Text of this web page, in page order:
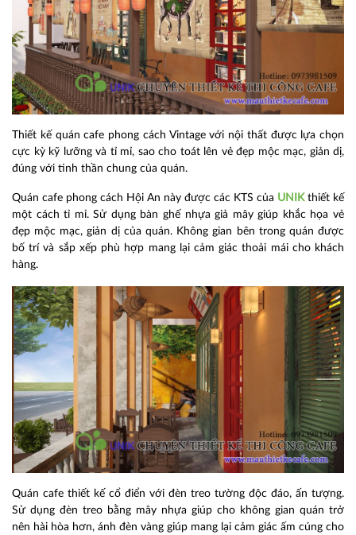
Thiết kế quán cafe phong cách Vintage với nội thất được lựa chọn
cực kỳ kỹ lưỡng và tỉ mỉ, sao cho toát lên vẻ đẹp mộc mạc, giản dị,
đúng với tinh thần chung của quán.
Quán cafe phong cách Hội An này được các KTS của UNIKthiết kế
một cách tỉ mỉ. Sử dụng bàn ghế nhựa giả mây giúp khắc họa vẻ
đẹp mộc mạc, giản dị của quán. Không gian bên trong quán được
bố trí và sắp xếp phù hợp mang lại cảm giác thoải mái cho khách
hàng.
Quán cafe thiết kế cổ điển với đèn treo tường độc đáo, ấn tượng.
Sử dụng đèn treo bằng mây nhựa giúp cho không gian quán trở
nên hài hòa hơn, ánh đèn vàng giúp mang lại cảm giác ấm cúng cho